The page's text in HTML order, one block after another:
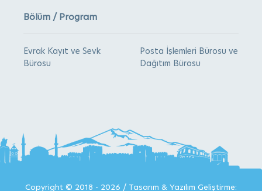
Bölüm / Program
Evrak Kayıt ve Sevk
Bürosu
Posta İşlemleri Bürosu ve
Dağıtım Bürosu
Copyright © 2018 - 2026 / Tasarım & Yazılım Geliştirme: